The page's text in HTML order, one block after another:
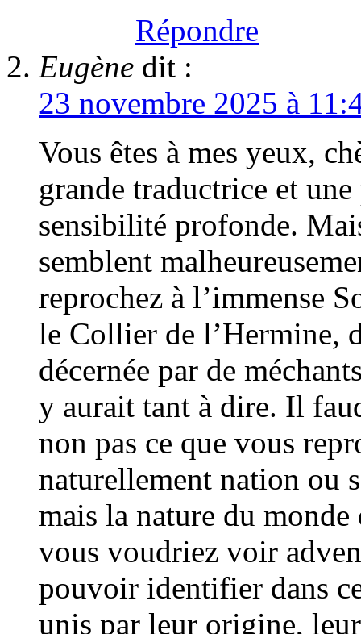
Répondre
Eugène dit :
23 novembre 2025 à
Vous êtes à mes yeux,
grande traductrice et une
sensibilité profonde.
semblent
reprochez à l’immense
le Collier de l’Hermine,
décernée par de
y aurait tant à dire. Il
non pas ce que vous
naturellement nation ou
mais la nature du
vous voudriez voir
pouvoir identifier dans
unis par leur origine,